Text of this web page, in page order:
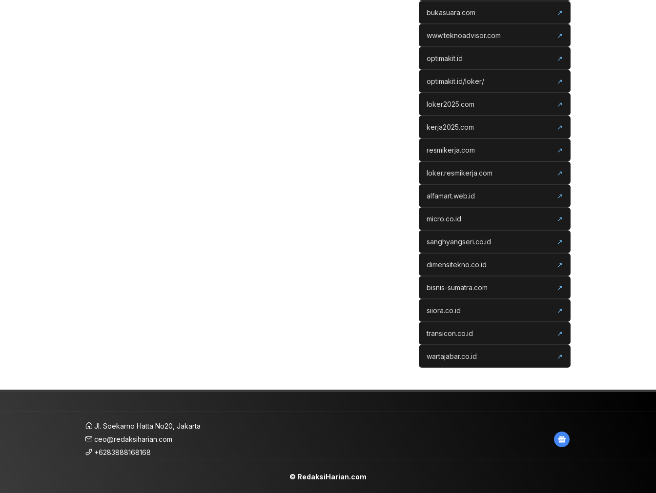
bukasuara.com ↗
www.teknoadvisor.com ↗
optimakit.id ↗
optimakit.id/loker/ ↗
loker2025.com ↗
kerja2025.com ↗
resmikerja.com ↗
loker.resmikerja.com ↗
alfamart.web.id ↗
micro.co.id ↗
sanghyangseri.co.id ↗
dimensitekno.co.id ↗
bisnis-sumatra.com ↗
siiora.co.id ↗
transicon.co.id ↗
wartajabar.co.id ↗
Jl. Soekarno Hatta No20, Jakarta
ceo@redaksiharian.com
+6283888168168
© RedaksiHarian.com